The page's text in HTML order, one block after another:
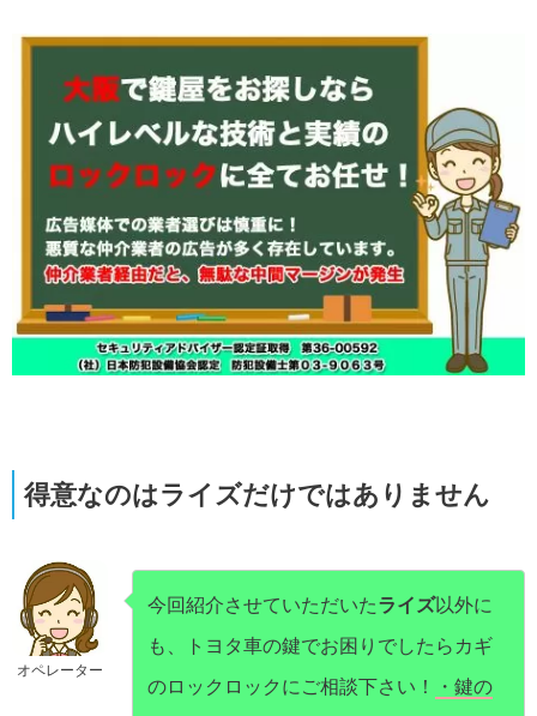
得意なのはライズだけではありません
オペレーター
今回紹介させていただいたライズ以外に
も、トヨタ車の鍵でお困りでしたらカギ
のロックロックにご相談下さい！
・鍵の